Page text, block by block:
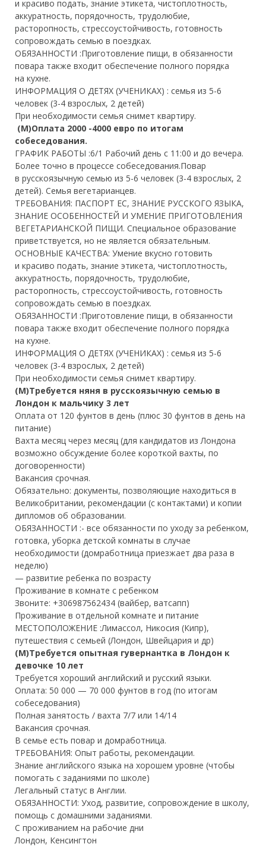
и красиво подать, знание этикета, чистоплотность,
аккуратность, порядочность, трудолюбие,
расторопность, стрессоустойчивость, готовность
сопровождать семью в поездках.
ОБЯЗАННОСТИ :Приготовление пищи, в обязанности
повара также входит обеспечение полного порядка
на кухне.
ИНФОРМАЦИЯ О ДЕТЯХ (УЧЕНИКАХ) : семья из 5-6
человек (3-4 взрослых, 2 детей)
При необходимости семья снимет квартиру.
(М)Оплата 2000 -4000 евро по итогам
собеседования.
ГРАФИК РАБОТЫ :6/1 Рабочий день с 11:00 и до вечера.
Более точно в процессе собеседования.Повар
в русскоязычную семью из 5-6 человек (3-4 взрослых, 2
детей). Семья вегетарианцев.
ТРЕБОВАНИЯ: ПАСПОРТ ЕС, ЗНАНИЕ РУССКОГО ЯЗЫКА,
ЗНАНИЕ ОСОБЕННОСТЕЙ И УМЕНИЕ ПРИГОТОВЛЕНИЯ
ВЕГЕТАРИАНСКОЙ ПИЩИ. Специальное образование
приветствуется, но не является обязательным.
ОСНОВНЫЕ КАЧЕСТВА: Умение вкусно готовить
и красиво подать, знание этикета, чистоплотность,
аккуратность, порядочность, трудолюбие,
расторопность, стрессоустойчивость, готовность
сопровождать семью в поездках.
ОБЯЗАННОСТИ :Приготовление пищи, в обязанности
повара также входит обеспечение полного порядка
на кухне.
ИНФОРМАЦИЯ О ДЕТЯХ (УЧЕНИКАХ) : семья из 5-6
человек (3-4 взрослых, 2 детей)
При необходимости семья снимет квартиру.
(М)Требуется няня в русскоязычную семью в
Лондон к мальчику 3 лет
Оплата от 120 фунтов в день (плюс 30 фунтов в день на
питание)
Вахта месяц через месяц (для кандидатов из Лондона
возможно обсуждение более короткой вахты, по
договоренности)
Вакансия срочная.
Обязательно: документы, позволяющие находиться в
Великобритании, рекомендации (с контактами) и копии
дипломов об образовании.
ОБЯЗАННОСТИ :- все обязанности по уходу за ребенком,
готовка, уборка детской комнаты в случае
необходимости (домработница приезжает два раза в
неделю)
— развитие ребенка по возрасту
Проживание в комнате с ребенком
Звоните: +306987562434 (вайбер, ватсапп)
Проживание в отдельной комнате и питание
МЕСТОПОЛОЖЕНИЕ :Лимассол, Никосия (Кипр),
путешествия с семьей (Лондон, Швейцария и др)
(М)Требуется опытная гувернантка в Лондон к
девочке 10 лет
Требуется хороший английский и русский языки.
Оплата: 50 000 — 70 000 фунтов в год (по итогам
собеседования)
Полная занятость / вахта 7/7 или 14/14
Вакансия срочная.
В семье есть повар и домработница.
ТРЕБОВАНИЯ: Опыт работы, рекомендации.
Знание английского языка на хорошем уровне (чтобы
помогать с заданиями по школе)
Легальный статус в Англии.
ОБЯЗАННОСТИ: Уход, развитие, сопровождение в школу,
помощь с домашними заданиями.
С проживанием на рабочие дни
Лондон, Кенсингтон